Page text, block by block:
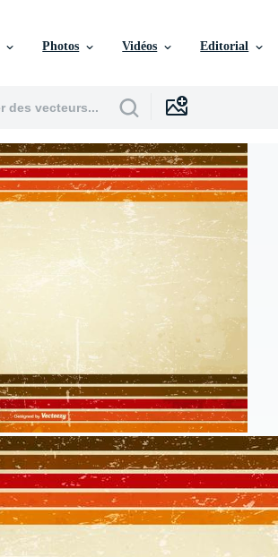
Photos Vidéos Editorial